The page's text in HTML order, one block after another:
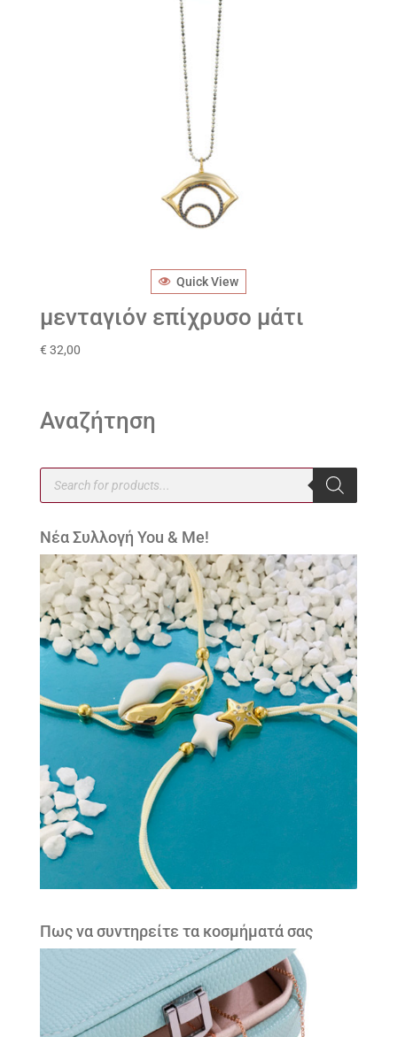
Quick View
μενταγιόν επίχρυσο μάτι
€ 32,00
Αναζήτηση
Products
search
Νέα Συλλογή You & Me!
Πως να συντηρείτε τα κοσμήματά σας